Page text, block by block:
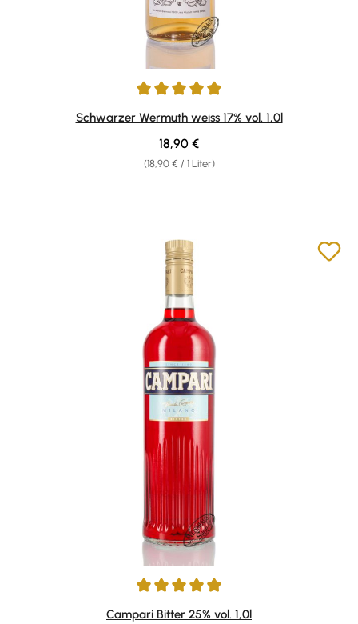
Durchschnittliche Bewertung von 4.95 von 5 Sternen
Schwarzer Wermuth weiss 17% vol. 1,0l
(18,90 € / 1 Liter)
Regulärer Preis:
18,90 €
Durchschnittliche Bewertung von 4.92 von 5 Sternen
Campari Bitter 25% vol. 1,0l